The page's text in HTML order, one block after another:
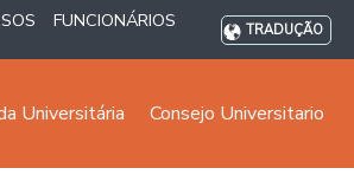
FUNCIONÁRIOS TRADUÇÃO
Universitária Consejo Universitario